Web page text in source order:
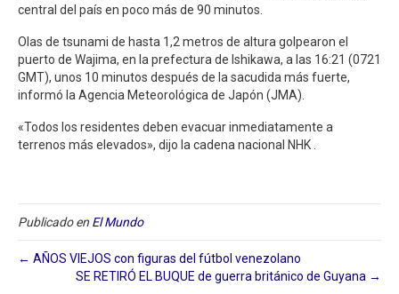
central del país en poco más de 90 minutos.
Olas de tsunami de hasta 1,2 metros de altura golpearon el
puerto de Wajima, en la prefectura de Ishikawa, a las 16:21 (0721
GMT), unos 10 minutos después de la sacudida más fuerte,
informó la Agencia Meteorológica de Japón (JMA).
«Todos los residentes deben evacuar inmediatamente a
terrenos más elevados», dijo la cadena nacional NHK .
Publicado en El Mundo
← AÑOS VIEJOS con figuras del fútbol venezolano
SE RETIRÓ EL BUQUE de guerra británico de Guyana →